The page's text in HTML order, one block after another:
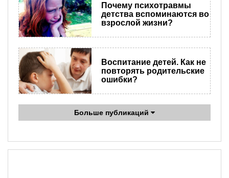
Почему психотравмы
детства вспоминаются во
взрослой жизни?
Воспитание детей. Как не
повторять родительские
ошибки?
Больше публикаций